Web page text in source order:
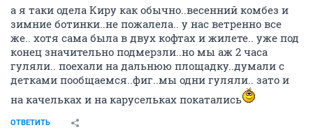
а я таки одела Киру как обычно..весенний комбез и
зимние ботинки..не пожалела.. у нас ветренно все
же.. хотя сама была в двух кофтах и жилете.. уже под
конец значительно подмерзли..но мы аж 2 часа
гуляли.. поехали на дальнюю площадку..думали с
детками пообщаемся..фиг..мы одни гуляли.. зато и
на качельках и на карусельках покатались
ОТВЕТИТЬ